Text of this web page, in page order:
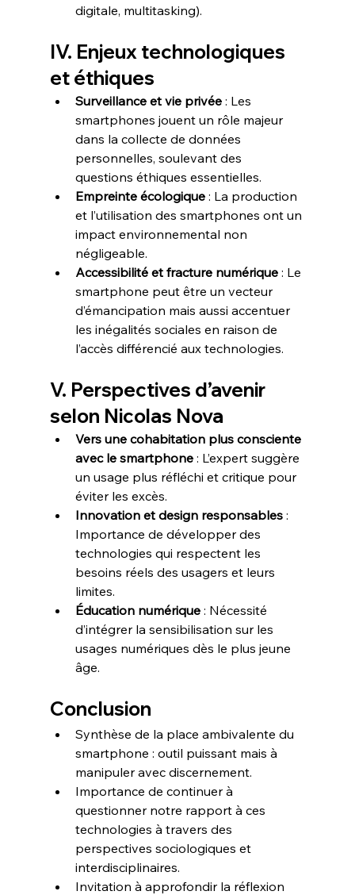
digitale, multitasking).
IV. Enjeux technologiques
et éthiques
Surveillance et vie privée : Les
smartphones jouent un rôle majeur
dans la collecte de données
personnelles, soulevant des
questions éthiques essentielles.
Empreinte écologique : La production
et l’utilisation des smartphones ont un
impact environnemental non
négligeable.
Accessibilité et fracture numérique : Le
smartphone peut être un vecteur
d’émancipation mais aussi accentuer
les inégalités sociales en raison de
l’accès différencié aux technologies.
V. Perspectives d’avenir
selon Nicolas Nova
Vers une cohabitation plus consciente
avec le smartphone : L’expert suggère
un usage plus réfléchi et critique pour
éviter les excès.
Innovation et design responsables :
Importance de développer des
technologies qui respectent les
besoins réels des usagers et leurs
limites.
Éducation numérique : Nécessité
d’intégrer la sensibilisation sur les
usages numériques dès le plus jeune
âge.
Conclusion
Synthèse de la place ambivalente du
smartphone : outil puissant mais à
manipuler avec discernement.
Importance de continuer à
questionner notre rapport à ces
technologies à travers des
perspectives sociologiques et
interdisciplinaires.
Invitation à approfondir la réflexion